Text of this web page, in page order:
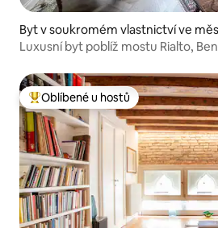
Byt v soukromém vlastnictví ve
yLuxusní byt poblíž mostu Rialto,
Nejlepší v kategorii Oblíbené u hostů
Oblíbené u hostů